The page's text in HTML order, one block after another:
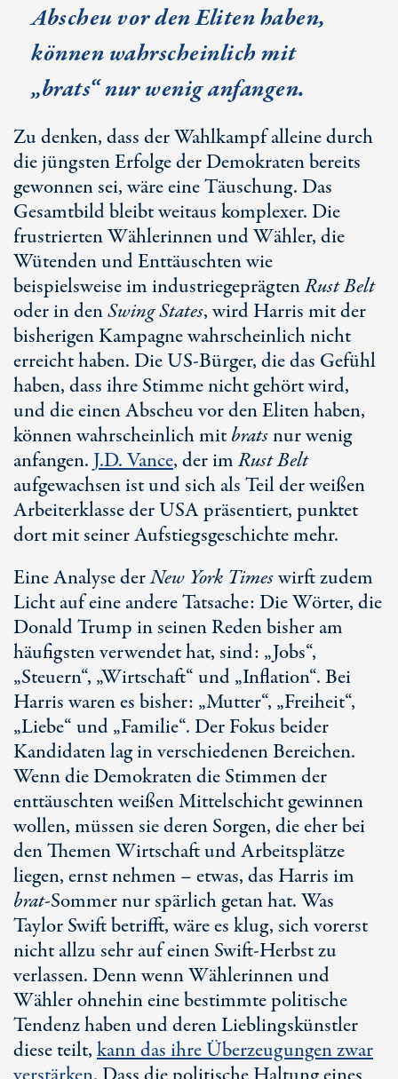
Abscheu vor den Eliten haben,
können wahrscheinlich mit
„brats“ nur wenig anfangen.
Zu denken, dass der Wahlkampf alleine durch
die jüngsten Erfolge der Demokraten bereits
gewonnen sei, wäre eine Täuschung. Das
Gesamtbild bleibt weitaus komplexer. Die
frustrierten Wählerinnen und Wähler, die
Wütenden und Enttäuschten wie
beispielsweise im industriegeprägtenRust Belt
oder in denSwing States, wird Harris mit der
bisherigen Kampagne wahrscheinlich nicht
erreicht haben. DieUS-Bürger, die das Gefühl
haben, dass ihre Stimme nicht gehört wird,
und die einen Abscheu vor den Eliten haben,
können wahrscheinlich mitbratsnur wenig
anfangen.J.D. Vance, der imRust Belt
aufgewachsen ist und sich als Teil der weißen
Arbeiterklasse der USA präsentiert, punktet
dort mit seiner Aufstiegsgeschichte mehr.
Eine Analyse derNew York Timeswirft zudem
Licht auf eine andere Tatsache: Die Wörter, die
Donald Trumpin seinen Reden bisher am
häufigsten verwendet hat, sind: „Jobs“,
„Steuern“, „Wirtschaft“ und „Inflation“. Bei
Harris waren es bisher: „Mutter“, „Freiheit“,
„Liebe“ und „Familie“. Der Fokus beider
Kandidaten lag in verschiedenen Bereichen.
Wenn die Demokraten die Stimmen der
enttäuschten weißen Mittelschicht gewinnen
wollen, müssen sie deren Sorgen, die eher bei
den Themen Wirtschaft und Arbeitsplätze
liegen, ernst nehmen – etwas, das Harris im
brat-Sommernur spärlich getan hat. Was
Taylor Swiftbetrifft, wäre es klug, sich vorerst
nicht allzu sehr auf einenSwift-Herbstzu
verlassen. Denn wenn Wählerinnen und
Wähler ohnehin eine bestimmte politische
Tendenz haben und deren Lieblingskünstler
diese teilt,kann das ihre Überzeugungen zwar